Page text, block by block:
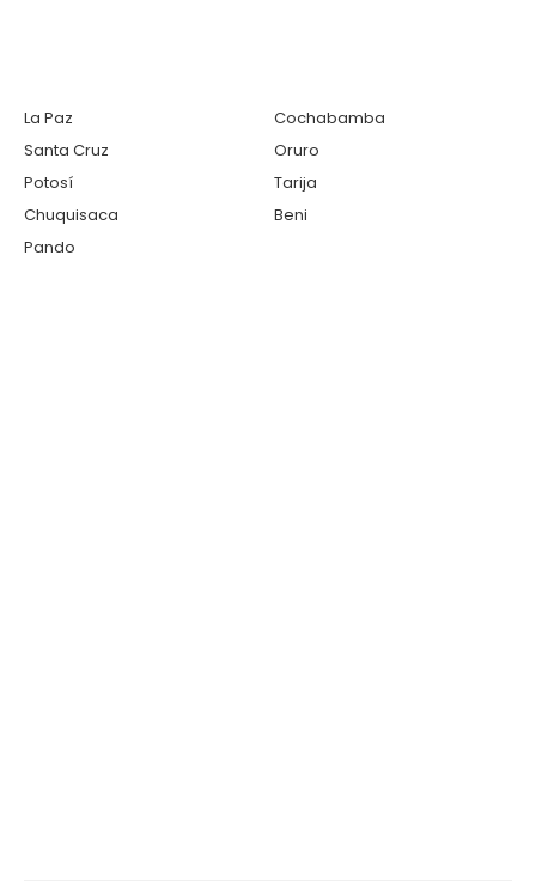
La Paz
Cochabamba
Santa Cruz
Oruro
Potosí
Tarija
Chuquisaca
Beni
Pando